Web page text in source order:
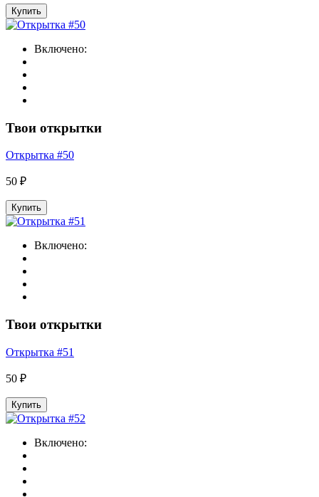
Купить
Включено:
Твои открытки
Открытка #50
50 ₽
Купить
Включено:
Твои открытки
Открытка #51
50 ₽
Купить
Включено: